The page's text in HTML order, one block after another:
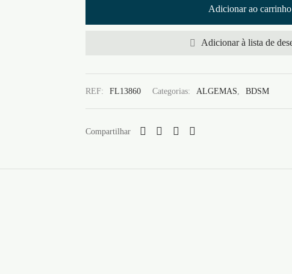
Adicionar ao carrinho
Adicionar à lista de
REF: FL13860 Categorias: ALGEMAS BDSM
Compartilhar